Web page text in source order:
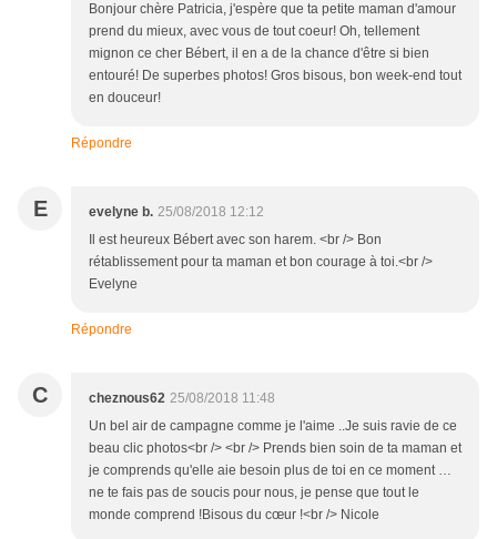
Bonjour chère Patricia, j'espère que ta petite maman d'amour
prend du mieux, avec vous de tout coeur! Oh, tellement
mignon ce cher Bébert, il en a de la chance d'être si bien
entouré! De superbes photos! Gros bisous, bon week-end tout
en douceur!
Répondre
E evelyne b. 25/08/2018 12:12
Il est heureux Bébert avec son harem. <br /> Bon
rétablissement pour ta maman et bon courage à toi.<br />
Evelyne
Répondre
C cheznous62 25/08/2018 11:48
Un bel air de campagne comme je l'aime ..Je suis ravie de ce
beau clic photos<br /> <br /> Prends bien soin de ta maman et
je comprends qu'elle aie besoin plus de toi en ce moment …
ne te fais pas de soucis pour nous, je pense que tout le
monde comprend !Bisous du cœur !<br /> Nicole